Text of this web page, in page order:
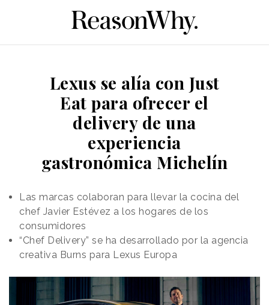
Lexus se alía con Just
Eat para ofrecer el
delivery de una
experiencia
gastronómica Michelín
Las marcas colaboran para llevar la cocina del
chef Javier Estévez a los hogares de los
consumidores
“Chef Delivery” se ha desarrollado por la agencia
creativa Burns para Lexus Europa